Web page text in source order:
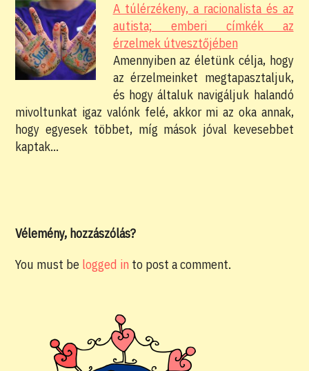
A túlérzékeny, a racionalista és az
autista; emberi címkék az
érzelmek útvesztőjében
Amennyiben az életünk célja, hogy
az érzelmeinket megtapasztaljuk,
és hogy általuk navigáljuk halandó
mivoltunkat igaz valónk felé, akkor mi az oka annak,
hogy egyesek többet, míg mások jóval kevesebbet
kaptak…
Vélemény, hozzászólás?
You must be logged in to post a comment.